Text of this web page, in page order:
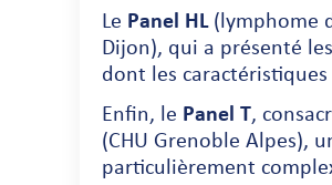
Le Panel HL(lymphome
Dijon), qui a présenté
dont les
Enfin, le Panel T,
(CHU Grenoble Alpes),
particulièrement